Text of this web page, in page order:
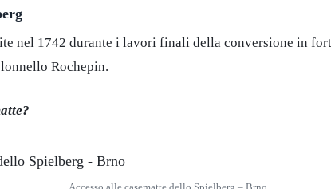
nel 1742 durante i lavori finali della conversione in
Rochepin.